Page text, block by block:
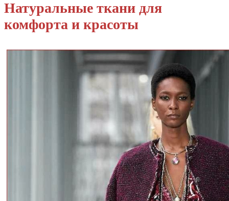
Натуральные ткани для
комфорта и красоты